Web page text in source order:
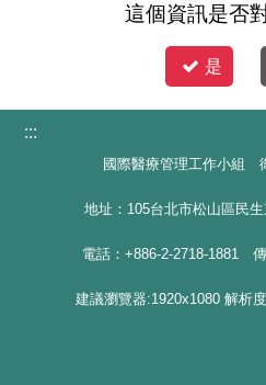
這個資訊是否
是
:::
國際醫療管理工作小組
地址：105台北市松山區民
電話：+886-2-2718-1881
建議瀏覽器:1920x1080 解析